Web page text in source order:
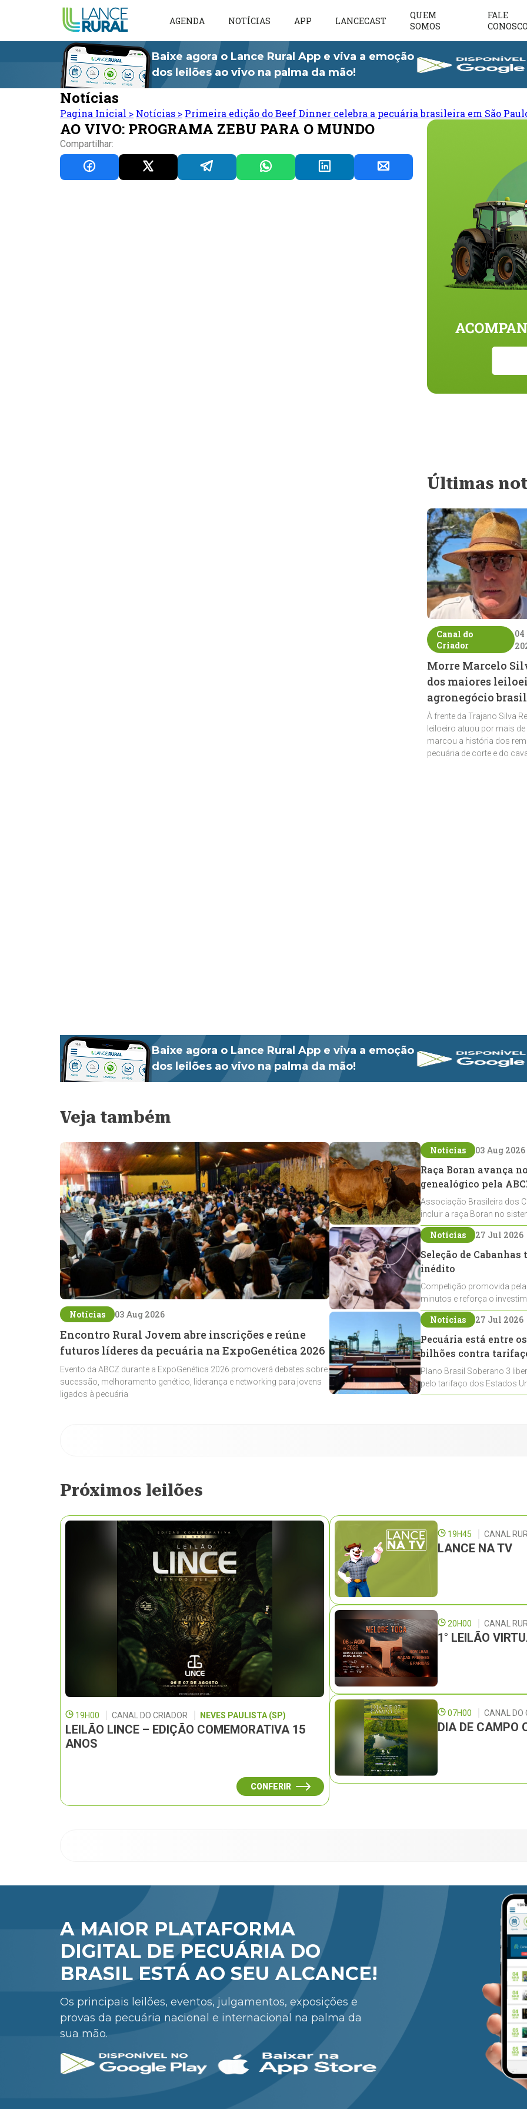
AGENDA NOTÍCIAS APP LANCECAST
QUEM
SOMOS
FALE
CONOSCO
Baixe agora o Lance Rural App e viva a emoção
dos leilões ao vivo na palma da mão!
Notícias
Pagina Inicial > Notícias > Primeira edição do Beef Dinner celebra a pecuária brasileira em São
AO VIVO: PROGRAMA ZEBU PARA O MUNDO
Compartilhar:
Últimas
Canal do
Criador
04
Morre Marcelo
dos maiores
agronegócio
À frente da Trajano Silva
leiloeiro atuou por mais
marcou a história dos
pecuária de corte e do
Baixe agora o Lance Rural App e viva a emoção
dos leilões ao vivo na palma da mão!
Veja também
Notícias 03 Aug 2026
Encontro Rural Jovem abre inscrições e reúne
futuros líderes da pecuária na ExpoGenética 2026
Evento da ABCZ durante a ExpoGenética 2026 promoverá debates sobre
sucessão, melhoramento genético, liderança e networking para jovens
ligados à pecuária
Notícias 03 Aug 2026
Raça Boran avança
genealógico pela
Associação Brasileira dos
incluir a raça Boran no
expansão na pecuária
Notícias 27 Jul 2026
Seleção de
inédito
Competição promovida
minutos e reforça o
Crioulos voltados ao laço
Notícias 27 Jul 2026
Pecuária está entre
bilhões contra
Plano Brasil Soberano 3
pelo tarifaço dos Estados
contemplados
Próximos leilões
19H00 CANAL DO CRIADOR NEVES PAULISTA (SP)
LEILÃO LINCE – EDIÇÃO COMEMORATIVA 15
ANOS
CONFERIR
19H45 CANAL
LANCE NA TV
20H00 CANAL
1° LEILÃO
07H00 CANAL DO
DIA DE CAMPO
A MAIOR PLATAFORMA
DIGITAL DE PECUÁRIA DO
BRASIL ESTÁ AO SEU ALCANCE!
Os principais leilões, eventos, julgamentos, exposições e
provas da pecuária nacional e internacional na palma da
sua mão.